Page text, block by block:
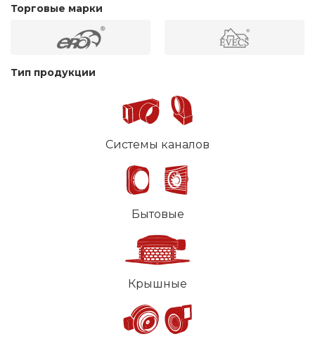
Торговые марки
Тип продукции
Системы каналов
Бытовые
Крышные